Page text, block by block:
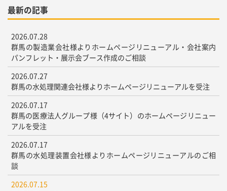
最新の記事
2026.07.28
群馬の製造業会社様よりホームページリニューアル・会社案内
パンフレット・展示会ブース作成のご相談
2026.07.27
群馬の水処理関連会社様よりホームページリニューアルを受注
2026.07.17
群馬の医療法人グループ様（4サイト）のホームページリニュー
アルを受注
2026.07.17
群馬の水処理装置会社様よりホームページリニューアルのご相
談
2026.07.15